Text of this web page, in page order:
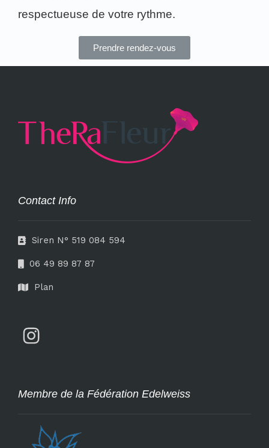
respectueuse de votre rythme.
Prendre rendez-vous
Contact Info
Siren N° 519 084 594
06 49 89 87 87
Plan
Membre de la Fédération Edelweiss